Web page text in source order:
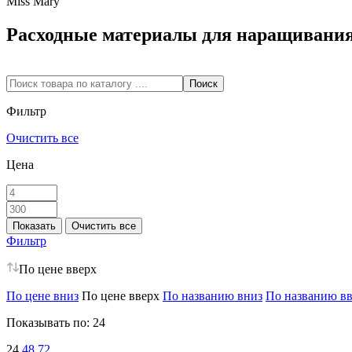
Расходные материалы для
Фильтр
Очистить все
Цена
Фильтр
По цене вверх
По цене вниз По цене вверх По названию вниз По названию
Показывать по: 24
24 48 72